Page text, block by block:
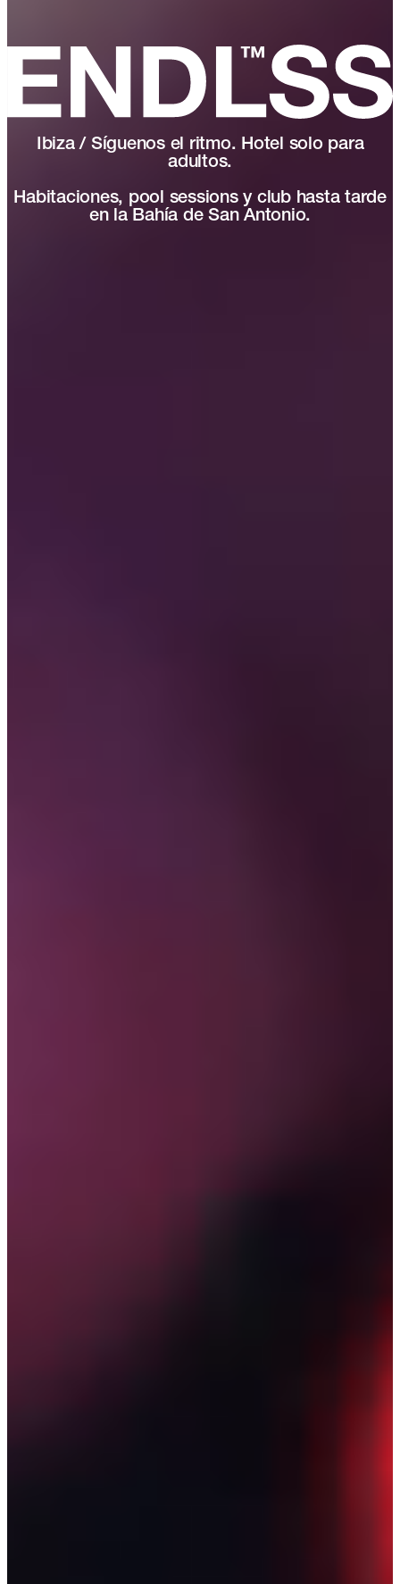
Ibiza / Síguenos el ritmo. Hotel solo para
adultos.
Habitaciones, pool sessions y club hasta tarde
en la Bahía de San Antonio.